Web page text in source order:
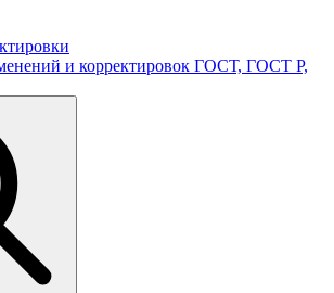
и корректировок ГОСТ, ГОСТ Р,